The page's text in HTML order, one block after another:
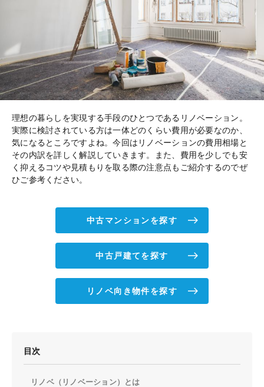
理想の暮らしを実現する手段のひとつであるリノベーション。
実際に検討されている方は一体どのくらい費用が必要なのか、
気になるところですよね。今回はリノベーションの費用相場と
その内訳を詳しく解説していきます。また、費用を少しでも安
く抑えるコツや見積もりを取る際の注意点もご紹介するのでぜ
ひご参考ください。
中古マンションを探す
中古戸建てを探す
リノベ向き物件を探す
目次
リノベ（リノベーション）とは